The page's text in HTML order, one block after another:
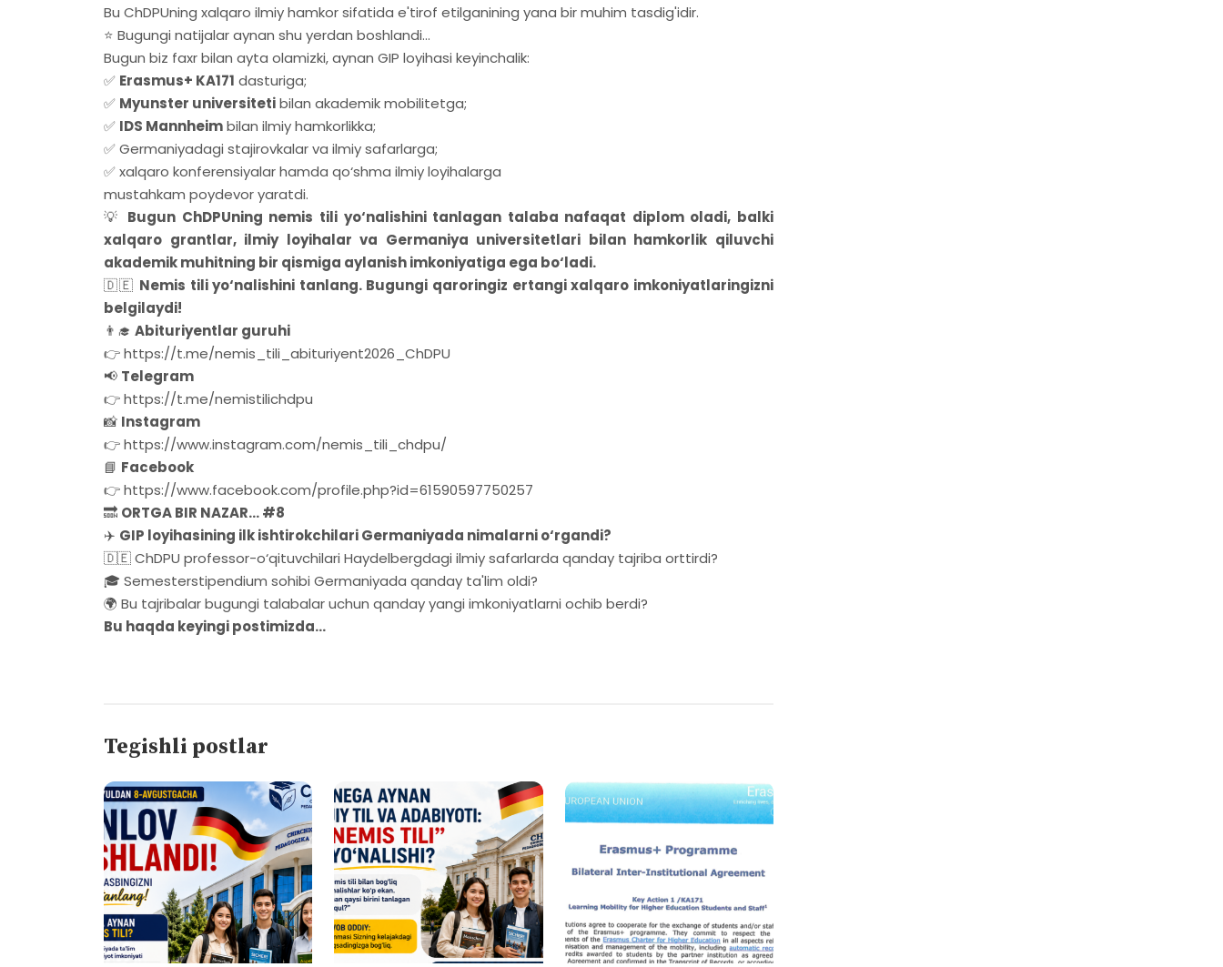
Bu ChDPUning xalqaro ilmiy hamkor sifatida e'tirof etilganining yana bir muhim tasdig'idir.
⭐️ Bugungi natijalar aynan shu yerdan boshlandi...
Bugun biz faxr bilan ayta olamizki, aynan GIP loyihasi keyinchalik:
✅ Erasmus+ KA171 dasturiga;
✅ Myunster universitetibilan akademik mobilitetga;
✅ IDS Mannheimbilan ilmiy hamkorlikka;
✅ Germaniyadagi stajirovkalar va ilmiy safarlarga;
✅ xalqaro konferensiyalar hamda qo‘shma ilmiy loyihalarga
mustahkam poydevor yaratdi.
💡 Bugun ChDPUning nemis tili yo‘nalishini tanlagan talaba nafaqat diplom oladi, balki
xalqaro grantlar, ilmiy loyihalar va Germaniya universitetlari bilan hamkorlik qiluvchi
akademik muhitning bir qismiga aylanish imkoniyatiga ega bo‘ladi.
🇩🇪 Nemis tili yo‘nalishini tanlang. Bugungi qaroringiz ertangi xalqaro imkoniyatlaringizni
belgilaydi!
👨‍🎓 Abituriyentlar guruhi
👉 https://t.me/nemis_tili_abituriyent2026_ChDPU
📢 Telegram
👉 https://t.me/nemistilichdpu
📸 Instagram
👉 https://www.instagram.com/nemis_tili_chdpu/
📘 Facebook
👉 https://www.facebook.com/profile.php?id=61590597750257
🔜 ORTGA BIR NAZAR... #8
✈️ GIP loyihasining ilk ishtirokchilari Germaniyada nimalarni o‘rgandi?
🇩🇪 ChDPU professor-o‘qituvchilari Haydelbergdagi ilmiy safarlarda qanday tajriba orttirdi?
🎓 Semesterstipendium sohibi Germaniyada qanday ta'lim oldi?
🌍 Bu tajribalar bugungi talabalar uchun qanday yangi imkoniyatlarni ochib berdi?
Bu haqda keyingi postimizda...
Tegishli postlar